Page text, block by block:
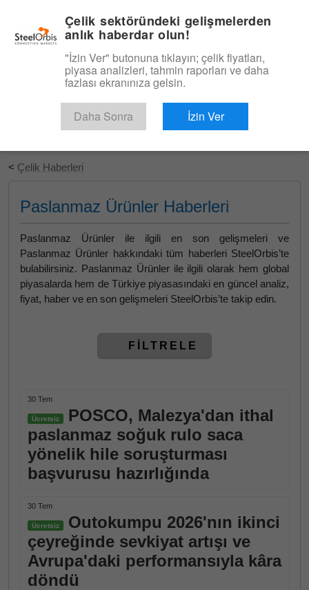
Ücretsiz Deneyin
< Çelik Haberleri
Paslanmaz Ürünler Haberleri
Paslanmaz Ürünler ile ilgili en son gelişmeleri ve
Paslanmaz Ürünler hakkındaki tüm haberleri SteelOrbis’te
bulabilirsiniz. Paslanmaz Ürünler ile ilgili olarak hem global
piyasalarda hem de Türkiye piyasasındaki en güncel analiz,
fiyat, haber ve en son gelişmeleri SteelOrbis’te takip edin.
FİLTRELE
30 Tem
Ücretsiz
POSCO, Malezya'dan ithal
paslanmaz soğuk rulo saca
yönelik hile soruşturması
başvurusu hazırlığında
30 Tem
Ücretsiz
Outokumpu 2026'nın ikinci
çeyreğinde sevkiyat artışı ve
Avrupa'daki performansıyla kâra
döndü
Çelik sektöründeki gelişmelerden
anlık haberdar olun!
"İzin Ver" butonuna tıklayın; çelik fiyatları,
piyasa analizleri, tahmin raporları ve daha
fazlası ekranınıza gelsin.
Daha Sonra İzin Ver